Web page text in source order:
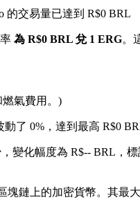
及大宗商品衍生性商品
的交易量已達到 R$0 BRL
為 R$0 BRL 兌 1 ERG。
氣費用。)
了 0%，達到最高 R$0
變化幅度為 R$-- BRL，標
塊鏈上的加密貨幣。其最